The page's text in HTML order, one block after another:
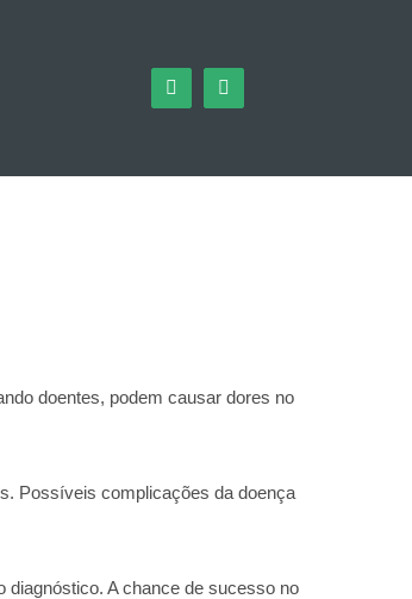
doentes, podem causar dores no
Possíveis complicações da doença
A chance de sucesso no